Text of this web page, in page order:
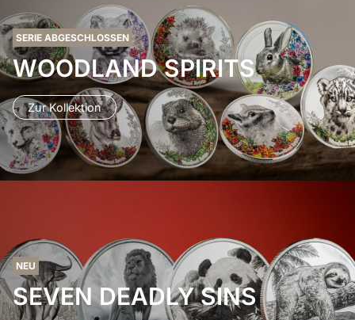
SERIE ABGESCHLOSSEN
WOODLAND SPIRITS
Zur Kollektion
NEU
SEVEN DEADLY SINS